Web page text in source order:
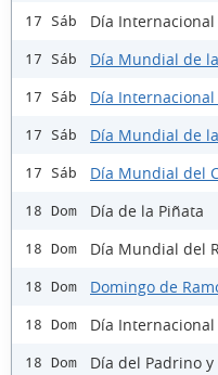
17 Sáb Día
17 Sáb Día Mundial de
17 Sáb Día
17 Sáb Día Mundial de
17 Sáb Día Mundial del
18 Dom Día de la Piñata
18 Dom Día Mundial del
18 Dom Domingo de
18 Dom Día
18 Dom Día del Padrino